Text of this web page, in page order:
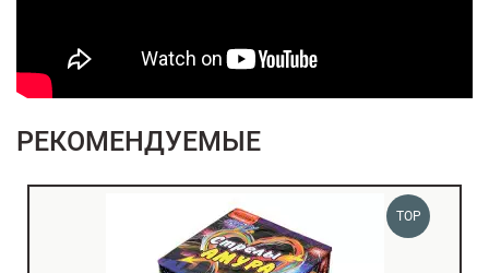
РЕКОМЕНДУЕМЫЕ
TOP